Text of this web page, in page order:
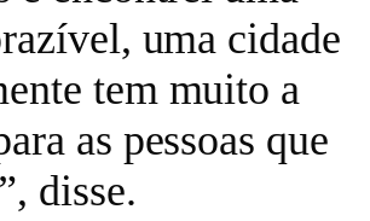
uma cidade
tem muito a
as pessoas que
disse.